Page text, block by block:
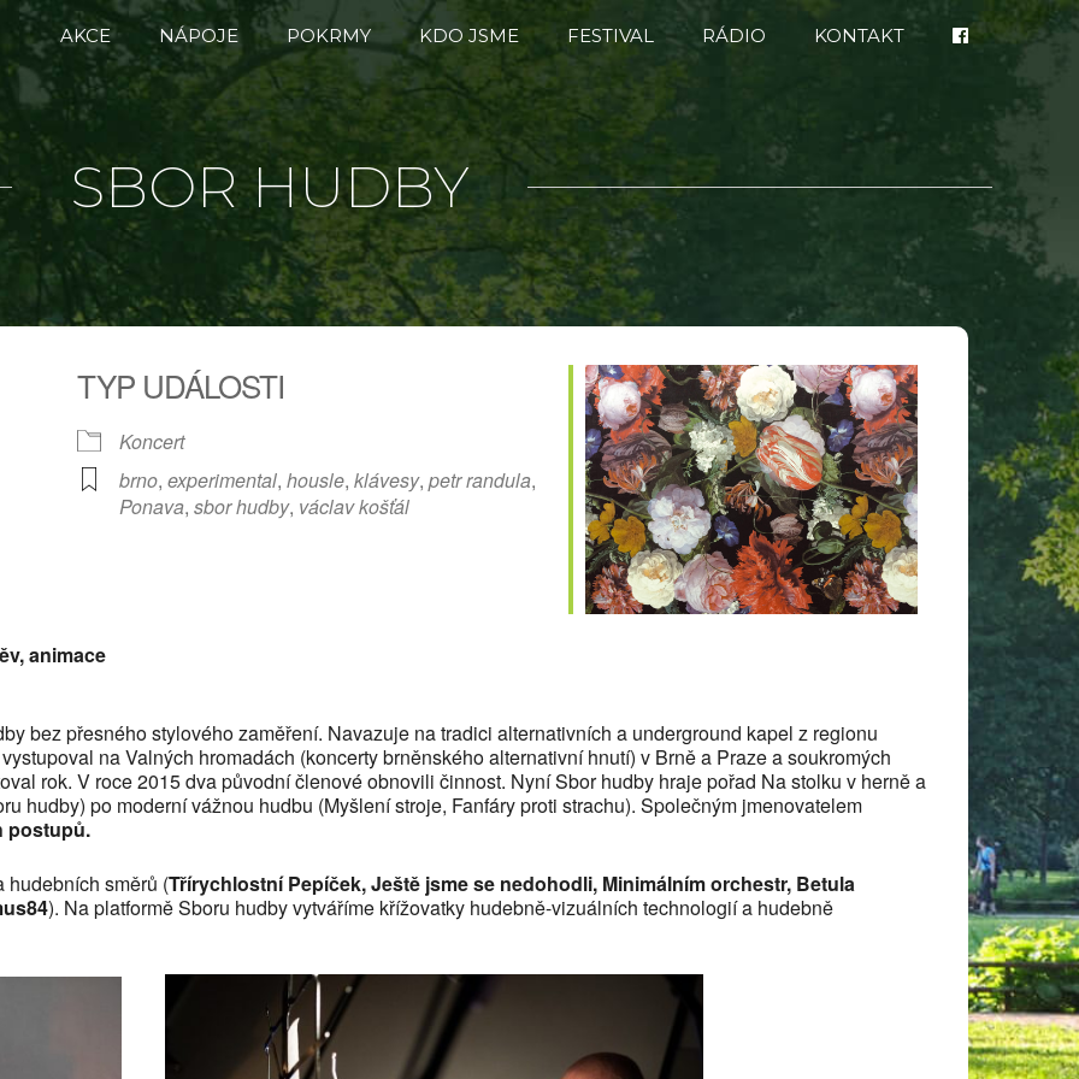
AKCE NÁPOJE POKRMY KDO JSME FESTIVAL RÁDIO KONTAKT
SBOR HUDBY
Outlook Live
TYP UDÁLOSTI
Koncert
brno, experimental, housle, klávesy, petr randula,
Ponava, sbor hudby, václav košťál
animace
bez přesného stylového zaměření. Navazuje na tradici alternativních a underground kapel z regionu
na Valných hromadách (koncerty brněnského alternativní hnutí) v Brně a Praze a soukromých
rok. V roce 2015 dva původní členové obnovili činnost. Nyní Sbor hudby hraje pořad Na stolku v herně a
hudby) po moderní vážnou hudbu (Myšlení stroje, Fanfáry proti strachu). Společným jmenovatelem
postupů.
hudebních směrů (Třírychlostní Pepíček, Ještě jsme se nedohodli, Minimálním orchestr, Betula
). Na platformě Sboru hudby vytváříme křížovatky hudebně-vizuálních technologií a hudebně